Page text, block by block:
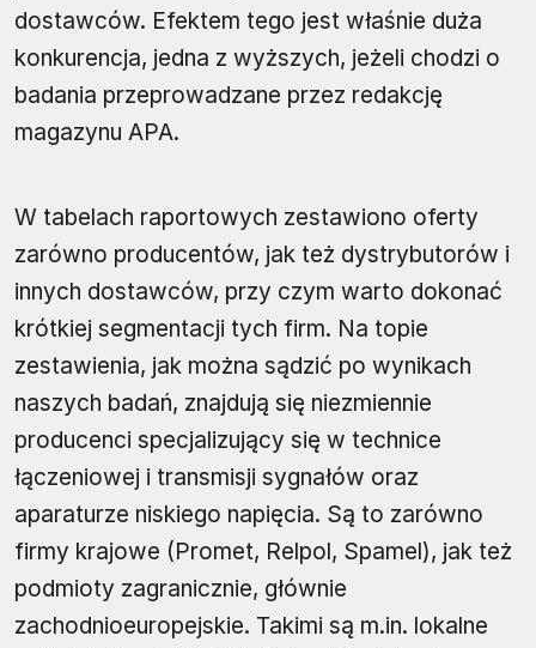
dostawców. Efektem tego jest właśnie duża
konkurencja, jedna z wyższych, jeżeli chodzi o
badania przeprowadzane przez redakcję
magazynu APA.
W tabelach raportowych zestawiono oferty
zarówno producentów, jak też dystrybutorów i
innych dostawców, przy czym warto dokonać
krótkiej segmentacji tych firm. Na topie
zestawienia, jak można sądzić po wynikach
naszych badań, znajdują się niezmiennie
producenci specjalizujący się w technice
łączeniowej i transmisji sygnałów oraz
aparaturze niskiego napięcia. Są to zarówno
firmy krajowe (Promet, Relpol, Spamel), jak też
podmioty zagranicznie, głównie
zachodnioeuropejskie. Takimi są m.in. lokalne